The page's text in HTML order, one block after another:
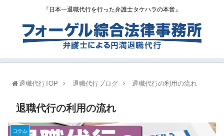
『日本一退職代行を行った弁護士タケハラの本音』
退職代行TOP 退職代行ブログ 退職代行の利用の流れ
退職代行の利用の流れ
コラム